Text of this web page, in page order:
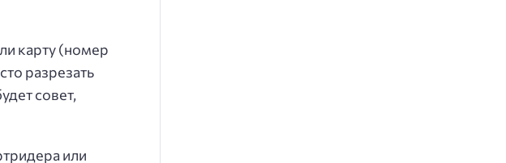
карту (номер
разрезать
совет,
или